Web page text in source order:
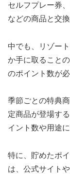
セルフプレー券
などの商品と交
中でも、リゾー
か手に取ること
のポイント数が
季節ごとの特典
定商品が登場す
イント数や用途
特に、貯めたポ
は、公式サイト